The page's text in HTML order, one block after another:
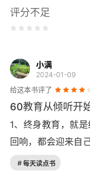
第二辑名师的倾听之
孔子的倾听之道与
苏格拉底的“产婆式
苏霍姆林斯基的眼
1.通过集体的力量影
2.儿童的本性需要
评分不足
小满
2024-01-09
给这本书评了
60教育从倾听开
1、终身教育，就
回响，都会迎来自
# 每天读点书